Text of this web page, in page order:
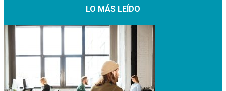
LO MÁS LEÍDO